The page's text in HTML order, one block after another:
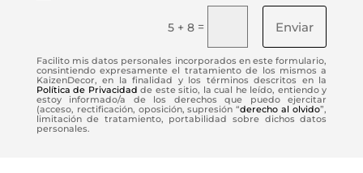
5 + 8 = Enviar
Facilito mis datos personales incorporados en este formulario,
consintiendo expresamente el tratamiento de los mismos a
KaizenDecor, en la finalidad y los términos descritos en la
Política de Privacidad de este sitio, la cual he leído, entiendo y
estoy informado/a de los derechos que puedo ejercitar
(acceso, rectificación, oposición, supresión “derecho al olvido”,
limitación de tratamiento, portabilidad sobre dichos datos
personales.